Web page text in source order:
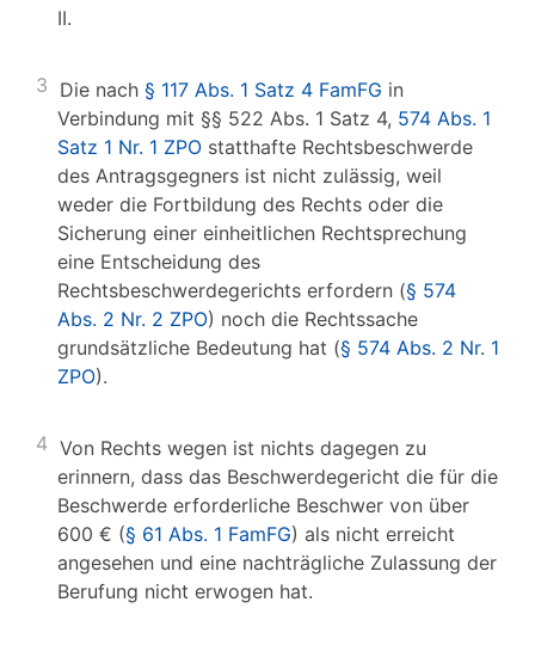
II.
3 Die nach § 117 Abs. 1 Satz 4 FamFG in
Verbindung mit §§ 522 Abs. 1 Satz 4, 574 Abs. 1
Satz 1 Nr. 1 ZPO statthafte Rechtsbeschwerde
des Antragsgegners ist nicht zulässig, weil
weder die Fortbildung des Rechts oder die
Sicherung einer einheitlichen Rechtsprechung
eine Entscheidung des
Rechtsbeschwerdegerichts erfordern (§ 574
Abs. 2 Nr. 2 ZPO) noch die Rechtssache
grundsätzliche Bedeutung hat (§ 574 Abs. 2 Nr. 1
ZPO).
4 Von Rechts wegen ist nichts dagegen zu
erinnern, dass das Beschwerdegericht die für die
Beschwerde erforderliche Beschwer von über
600 € (§ 61 Abs. 1 FamFG) als nicht erreicht
angesehen und eine nachträgliche Zulassung der
Berufung nicht erwogen hat.